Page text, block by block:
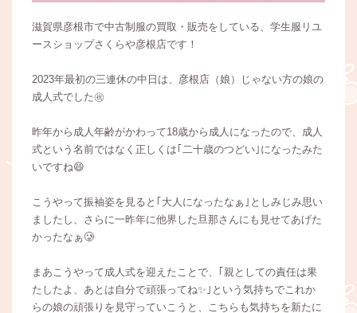
滋賀県彦根市で中古制服の買取・販売をしている、学生服リユ
ースショップさくらや彦根店です！
2023年最初の三連休の中日は、彦根店（娘）じゃない方の娘の
成人式でした㊗️
昨年から成人年齢がかわって18歳から成人になったので、成人
式という名前ではなく正しくは｢二十歳のつどい｣になったみた
いですね😄
こうやって振袖姿を見ると｢大人になったなぁ｣としみじみ思い
ましたし、さらに一昨年に他界した旦那さんにも見せてあげた
かったなぁ🥲
まあこうやって成人式を迎えたことで、｢親としての責任は果
たしたよ、あとは自分で頑張ってね✨｣という気持ちでこれか
らの娘の頑張りを見守っていこうと、こちらも気持ちを新たに